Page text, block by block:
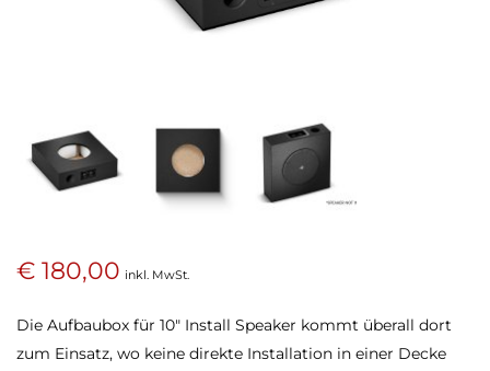
€ 180,00 inkl. MwSt.
Die Aufbaubox für 10″ Install Speaker kommt überall dort
zum Einsatz, wo keine direkte Installation in einer Decke